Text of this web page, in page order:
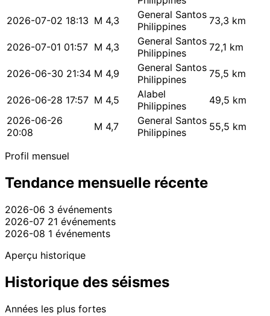
2026-07-02 18:13 M 4,3
General Santos
Philippines
73,3 km
2026-07-01 01:57 M 4,3
General Santos
Philippines
72,1 km
2026-06-30 21:34 M 4,9
General Santos
Philippines
75,5 km
2026-06-28 17:57 M 4,5
Alabel
Philippines
49,5 km
2026-06-26
20:08
M 4,7
General Santos
Philippines
55,5 km
Profil mensuel
Tendance mensuelle récente
2026-06 3 événements
2026-07 21 événements
2026-08 1 événements
Aperçu historique
Historique des séismes
Années les plus fortes